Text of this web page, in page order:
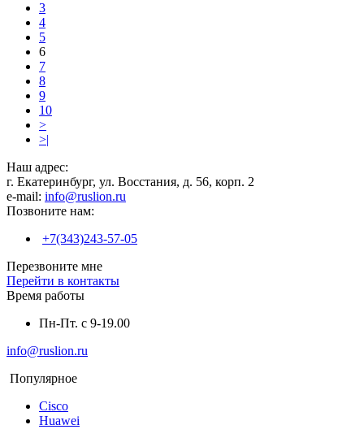
3
4
5
6
7
8
9
10
>
>|
Наш адрес:
г. Екатеринбург, ул. Восстания, д. 56, корп. 2
e-mail: info@ruslion.ru
Позвоните нам:
+7(343)243-57-05
Перезвоните мне
Перейти в контакты
Время работы
Пн-Пт. с 9-19.00
info@ruslion.ru
Популярное
Cisco
Huawei